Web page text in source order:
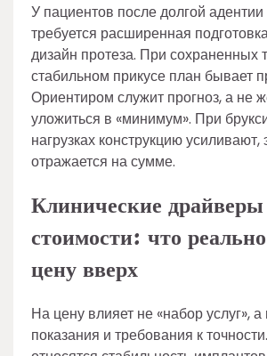
У пациентов после долгой
требуется расширенная
дизайн протеза. При сохраненных
стабильном прикусе план бывает
Ориентиром служит прогноз, а не
уложиться в «минимум». При
нагрузках конструкцию усиливают,
отражается на сумме.
Клинические драйверы
стоимости: что
цену вверх
На цену влияет не «набор услуг»,
показания и требования к